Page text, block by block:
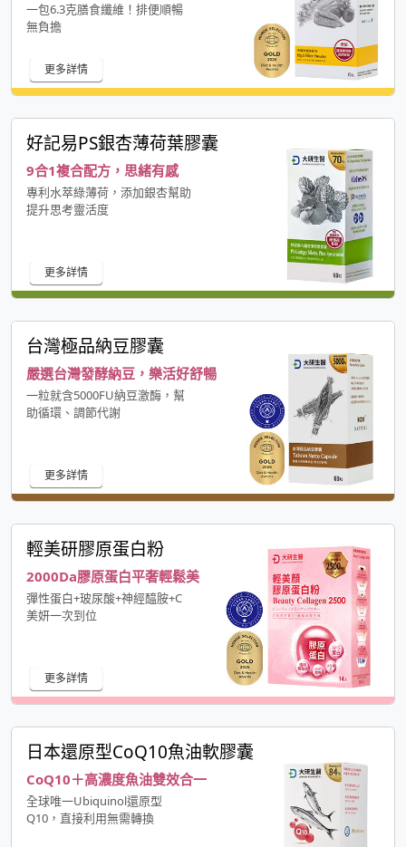
一包6.3克膳食纖維！排便順暢
無負擔
更多詳情
好記易PS銀杏薄荷葉膠囊
9合1複合配方，思緒有感
專利水萃綠薄荷，添加銀杏幫助
提升思考靈活度
更多詳情
台灣極品納豆膠囊
嚴選台灣發酵納豆，樂活好舒暢
一粒就含5000FU納豆激酶，幫
助循環、調節代謝
更多詳情
輕美研膠原蛋白粉
2000Da膠原蛋白平奢輕鬆美
彈性蛋白+玻尿酸+神經醯胺+C
美妍一次到位
更多詳情
日本還原型CoQ10魚油軟膠囊
CoQ10＋高濃度魚油雙效合一
全球唯一Ubiquinol還原型
Q10，直接利用無需轉換